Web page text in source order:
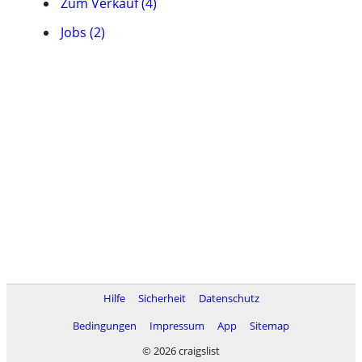
Jobs (2)
Hilfe Sicherheit
Datenschutz
Bedingungen
Impressum App
Sitemap
© 2026 craigslist